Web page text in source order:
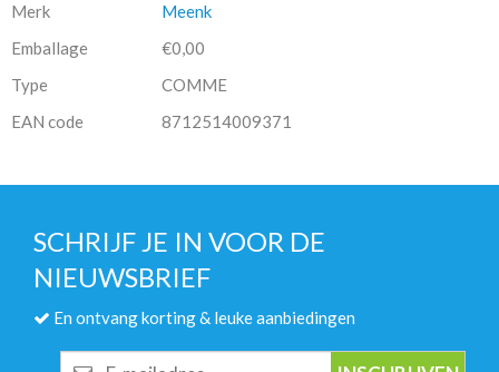
Merk
Meenk
Emballage
€0,00
Type
COMME
EAN code
8712514009371
SCHRIJF JE IN VOOR DE
NIEUWSBRIEF
En ontvang korting & leuke aanbiedingen